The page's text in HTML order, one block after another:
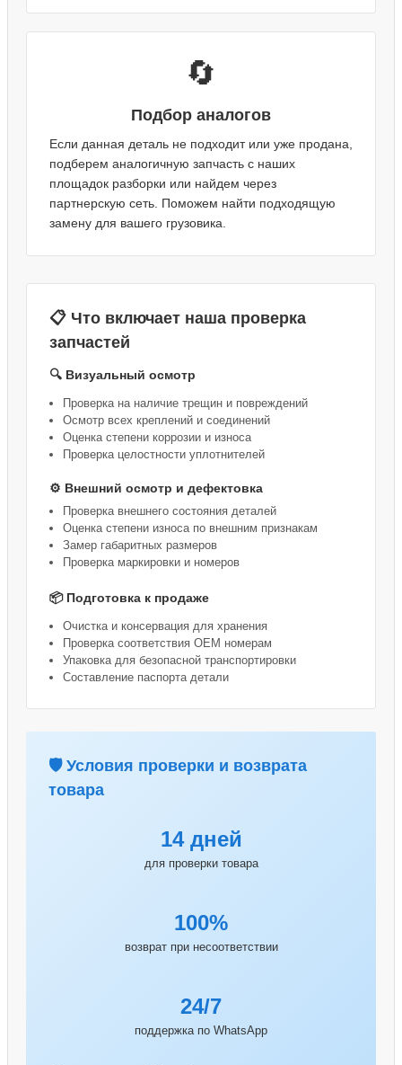
🔄
Подбор аналогов
Если данная деталь не подходит или уже продана,
подберем аналогичную запчасть с наших
площадок разборки или найдем через
партнерскую сеть. Поможем найти подходящую
замену для вашего грузовика.
📋 Что включает наша проверка
запчастей
🔍 Визуальный осмотр
Проверка на наличие трещин и повреждений
Осмотр всех креплений и соединений
Оценка степени коррозии и износа
Проверка целостности уплотнителей
⚙️ Внешний осмотр и дефектовка
Проверка внешнего состояния деталей
Оценка степени износа по внешним признакам
Замер габаритных размеров
Проверка маркировки и номеров
📦 Подготовка к продаже
Очистка и консервация для хранения
Проверка соответствия OEM номерам
Упаковка для безопасной транспортировки
Составление паспорта детали
🛡️ Условия проверки и возврата
товара
14 дней
для проверки товара
100%
возврат при несоответствии
24/7
поддержка по WhatsApp